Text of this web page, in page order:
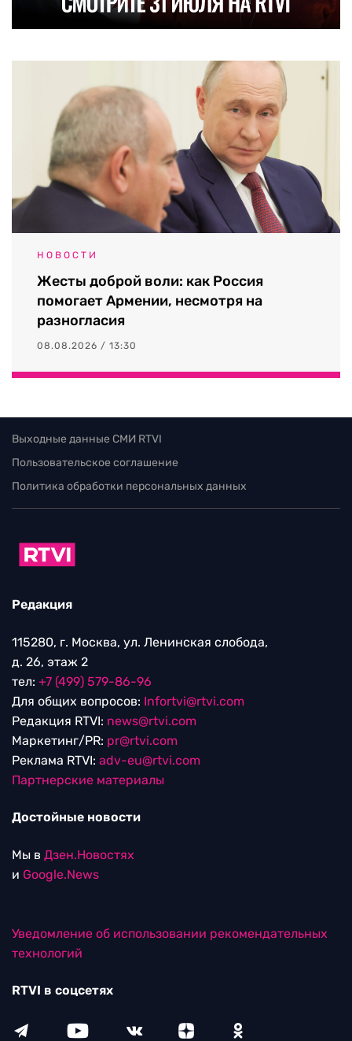
НОВОСТИ
Жесты доброй воли: как Россия
помогает Армении, несмотря на
разногласия
08.08.2026 / 13:30
Выходные данные СМИ RTVI
Пользовательское соглашение
Политика обработки персональных данных
Редакция
115280, г. Москва, ул. Ленинская слобода,
д. 26, этаж 2
тел: +7 (499) 579-86-96
Для общих вопросов: Infortvi@rtvi.com
Редакция RTVI: news@rtvi.com
Маркетинг/PR: pr@rtvi.com
Реклама RTVI: adv-eu@rtvi.com
Партнерские материалы
Достойные новости
Мы в Дзен.Новостях
и Google.News
Уведомление об использовании рекомендательных
технологий
RTVI в соцсетях